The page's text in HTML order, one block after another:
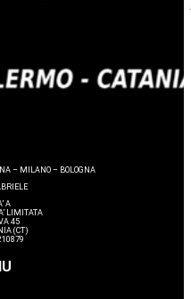
– MILANO – BOLOGNA
A
LIMITATA
45
(CT)